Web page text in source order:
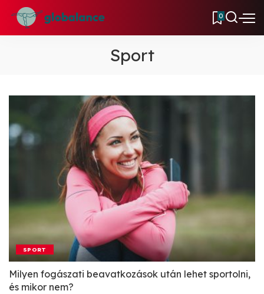
0
Sport
SPORT
Milyen fogászati beavatkozások után lehet sportolni,
és mikor nem?